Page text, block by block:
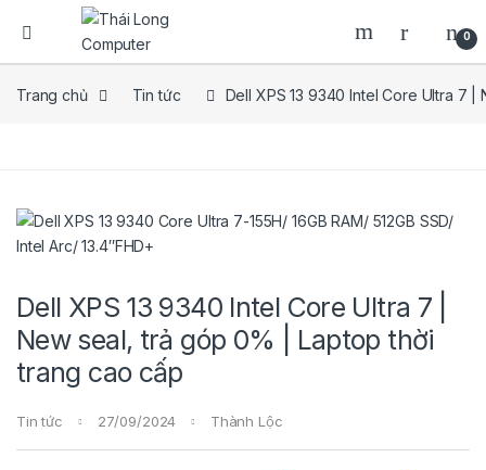
0
Trang chủ Tin tức Dell XPS 13 9340 Intel Core Ultra 7
Dell XPS 13 9340 Intel Core Ultra 7 |
New seal, trả góp 0% | Laptop thời
trang cao cấp
Tin tức 27/09/2024 Thành Lộc